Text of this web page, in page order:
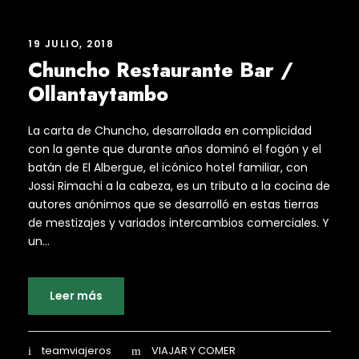
19 JULIO, 2018
Chuncho Restaurante Bar /
Ollantaytambo
La carta de Chuncho, desarrollada en complicidad
con la gente que durante años dominó el fogón y el
batán de El Albergue, el icónico hotel familiar, con
Jossi Rimachi a la cabeza, es un tributo a la cocina de
autores anónimos que se desarrolló en estas tierras
de mestizajes y variados intercambios comerciales. Y
un...
Leer más
teamviajeros VIAJAR Y COMER